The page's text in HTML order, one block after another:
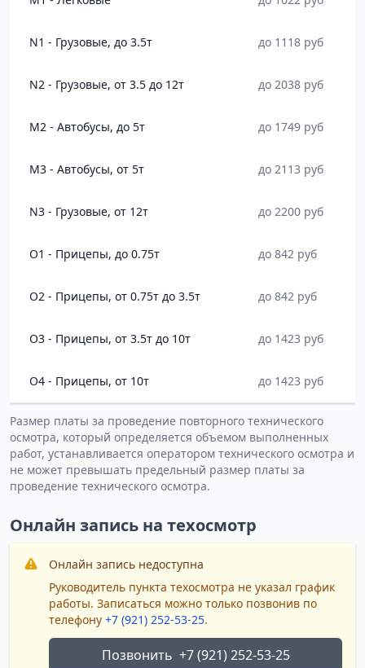
N1 - Грузовые, до 3.5т до 1118 руб
N2 - Грузовые, от 3.5 до 12т до 2038 руб
M2 - Автобусы, до 5т до 1749 руб
M3 - Автобусы, от 5т до 2113 руб
N3 - Грузовые, от 12т до 2200 руб
O1 - Прицепы, до 0.75т до 842 руб
O2 - Прицепы, от 0.75т до 3.5т до 842 руб
O3 - Прицепы, от 3.5т до 10т до 1423 руб
O4 - Прицепы, от 10т до 1423 руб
Размер платы за проведение повторного технического
осмотра, который определяется объемом выполненных
работ, устанавливается оператором технического осмотра и
не может превышать предельный размер платы за
проведение технического осмотра.
Онлайн запись на техосмотр
Онлайн запись недоступна
Руководитель пункта техосмотра не указал график
работы. Записаться можно только позвонив по
телефону +7 (921) 252-53-25.
Позвонить +7 (921) 252-53-25